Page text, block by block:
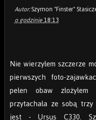
Autor:Szymon "Finster"
o godzinie18:13
Nie wierzyłem szczerze
pierwszych foto-
pełen obaw
przytachała ze sobą
jest - Ursus C330.